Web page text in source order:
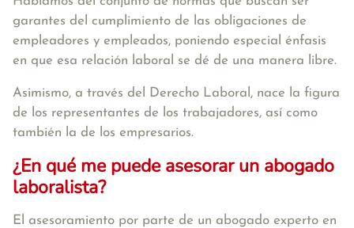
garantes del cumplimiento de las obligaciones de
empleadores y empleados, poniendo especial énfasis
en que esa relación laboral se dé de una manera libre.
Asimismo, a través del Derecho Laboral, nace la figura
de los representantes de los trabajadores, así como
también la de los empresarios.
¿En qué me puede asesorar un abogado
laboralista?
El asesoramiento por parte de un abogado experto en